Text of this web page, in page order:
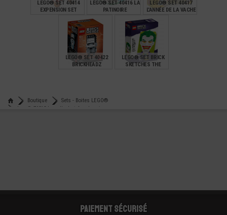
LEGO® SET 40414
EXPENSION SET
€
LEGO® SET 40416 LA
PATINOIRE
LEGO® SET 40417
L'ANNÉE DE LA VACHE
LEGO® SET 40422
BRICKHEADZ
LEGO® SET BRICK
SKETCHES THE
Boutique
Sets - Boites LEGO®
Lego® 76213 la salle du trône du roi namor
Paiement sécurisé